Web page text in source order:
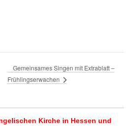
Gemeinsames Singen mit Extrablatt –
Frühlingserwachen
Kirche in Hessen und